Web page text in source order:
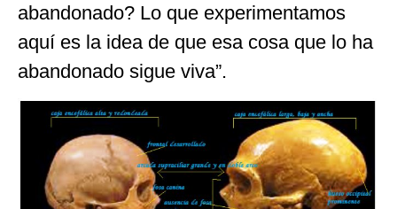
abandonado? Lo que experimentamos
aquí es la idea de que esa cosa que lo ha
abandonado sigue viva”.